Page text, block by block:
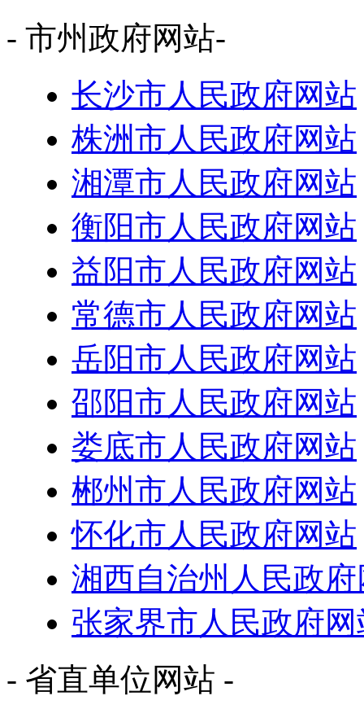
- 市州政府网站-
长沙市人民政府网站
株洲市人民政府网站
湘潭市人民政府网站
衡阳市人民政府网站
益阳市人民政府网站
常德市人民政府网站
岳阳市人民政府网站
邵阳市人民政府网站
娄底市人民政府网站
郴州市人民政府网站
怀化市人民政府网站
湘西自治州人民政
张家界市人民政府网
- 省直单位网站 -